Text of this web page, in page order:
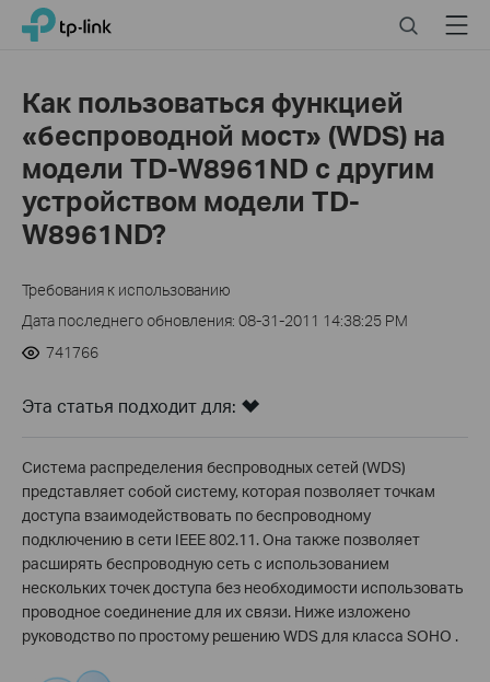
Click
navigation
TP-Link, Reliably Smart SearchMenu
Как пользоваться функцией
«беспроводной мост» (WDS) на
модели TD-W8961ND с другим
устройством модели TD-
W8961ND?
Требования к использованию
Дата последнего обновления: 08-31-2011 14:38:25 PM
741766
Эта статья подходит для:
Система распределения беспроводных сетей (WDS)
представляет собой систему, которая позволяет точкам
доступа взаимодействовать по беспроводному
подключению в сети IEEE 802.11. Она также позволяет
расширять беспроводную сеть с использованием
нескольких точек доступа без необходимости использовать
проводное соединение для их связи. Ниже изложено
руководство по простому решению WDS для класса SOHO .